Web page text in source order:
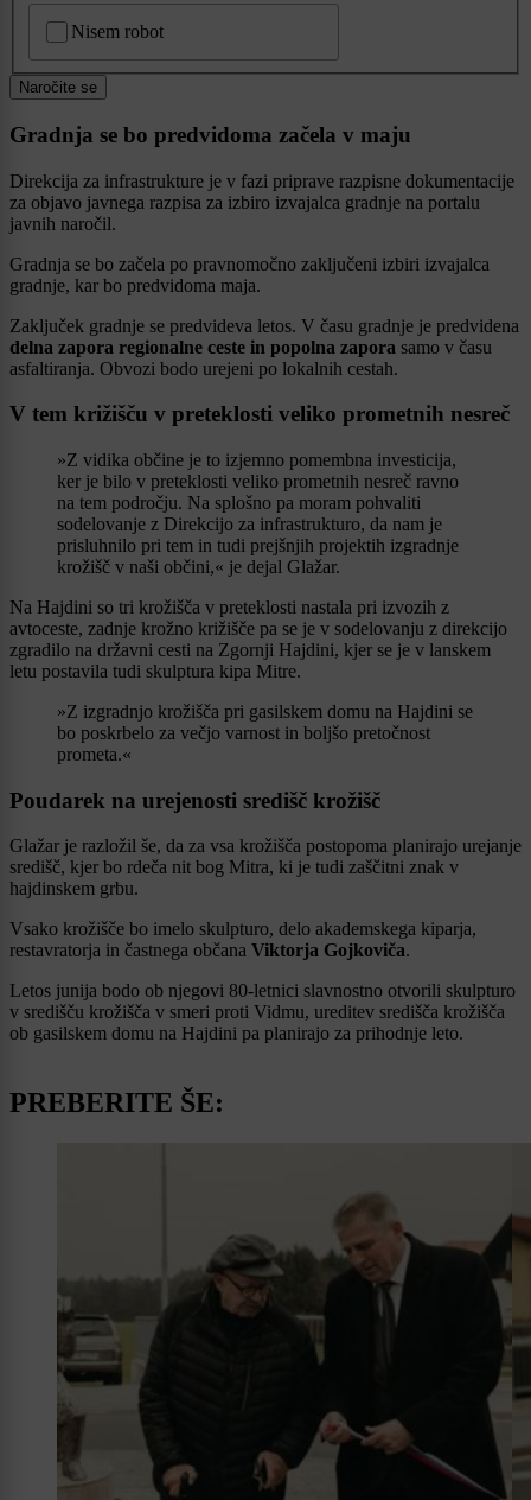
Nisem robot
Naročite se
Gradnja se bo predvidoma začela v maju
Direkcija za infrastrukture je v fazi priprave razpisne dokumentacije
za objavo javnega razpisa za izbiro izvajalca gradnje na portalu
javnih naročil.
Gradnja se bo začela po pravnomočno zaključeni izbiri izvajalca
gradnje, kar bo predvidoma maja.
Zaključek gradnje se predvideva letos. V času gradnje je predvidena
delna zapora regionalne ceste in popolna zapora samo v času
asfaltiranja. Obvozi bodo urejeni po lokalnih cestah.
V tem križišču v preteklosti veliko prometnih nesreč
»Z vidika občine je to izjemno pomembna investicija,
ker je bilo v preteklosti veliko prometnih nesreč ravno
na tem področju. Na splošno pa moram pohvaliti
sodelovanje z Direkcijo za infrastrukturo, da nam je
prisluhnilo pri tem in tudi prejšnjih projektih izgradnje
krožišč v naši občini,« je dejal Glažar.
Na Hajdini so tri krožišča v preteklosti nastala pri izvozih z
avtoceste, zadnje krožno križišče pa se je v sodelovanju z direkcijo
zgradilo na državni cesti na Zgornji Hajdini, kjer se je v lanskem
letu postavila tudi skulptura kipa Mitre.
»Z izgradnjo krožišča pri gasilskem domu na Hajdini se
bo poskrbelo za večjo varnost in boljšo pretočnost
prometa.«
Poudarek na urejenosti središč krožišč
Glažar je razložil še, da za vsa krožišča postopoma planirajo urejanje
središč, kjer bo rdeča nit bog Mitra, ki je tudi zaščitni znak v
hajdinskem grbu.
Vsako krožišče bo imelo skulpturo, delo akademskega kiparja,
restavratorja in častnega občana Viktorja Gojkoviča.
Letos junija bodo ob njegovi 80-letnici slavnostno otvorili skulpturo
v središču krožišča v smeri proti Vidmu, ureditev središča krožišča
ob gasilskem domu na Hajdini pa planirajo za prihodnje leto.
PREBERITE ŠE: